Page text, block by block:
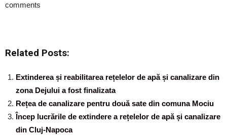
comments
Related Posts:
Extinderea și reabilitarea rețelelor de apă și canalizare din
zona Dejului a fost finalizata
Rețea de canalizare pentru două sate din comuna Mociu
Încep lucrările de extindere a rețelelor de apă și canalizare
din Cluj-Napoca